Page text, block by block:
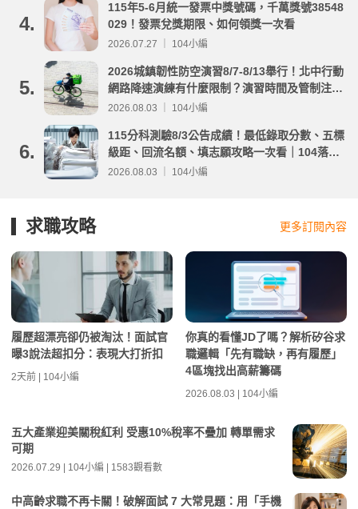
4.
115年5-6月統一發票中獎號碼，千萬獎號38548
029！發票兌獎期限、如何領獎一次看
2026.07.27 ｜ 104小編
5.
2026城鎮韌性防空演習8/7-8/13舉行！北中行動
網路降速演練有什麼限制？演習時間及管制注意
事項整理
2026.08.03 ｜ 104小編
6.
115分科測驗8/3公告成績！最低錄取分數、五標
級距、回流名額、填志願攻略一次看｜104落點
分析
2026.08.03 ｜ 104小編
求職攻略 更多訂閱內容
履歷超漂亮卻仍被淘汰！面試官
曝3說法超扣分：表現大打折扣
2天前 | 104小編
你真的看懂JD了嗎？解析矽谷求
職邏輯「先有職缺，再有履歷」
4區塊找出高薪籌碼
2026.08.03 | 104小編
五大產業迎美關稅紅利 受惠10%稅率不疊加 轉單需求
可期
2026.07.29 | 104小編 | 1583觀看數
中高齡求職不再卡關！破解面試 7 大常見題：用「手機